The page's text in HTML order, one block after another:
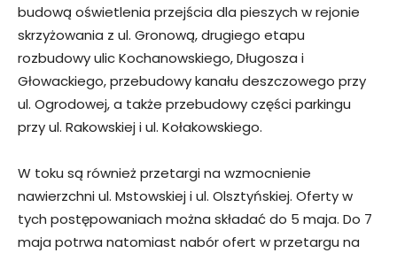
budową oświetlenia przejścia dla pieszych w rejonie
skrzyżowania z ul. Gronową, drugiego etapu
rozbudowy ulic Kochanowskiego, Długosza i
Głowackiego, przebudowy kanału deszczowego przy
ul. Ogrodowej, a także przebudowy części parkingu
przy ul. Rakowskiej i ul. Kołakowskiego.
W toku są również przetargi na wzmocnienie
nawierzchni ul. Mstowskiej i ul. Olsztyńskiej. Oferty w
tych postępowaniach można składać do 5 maja. Do 7
maja potrwa natomiast nabór ofert w przetargu na